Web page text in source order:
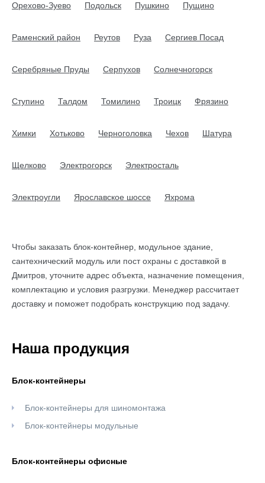
Орехово-Зуево Подольск Пушкино Пущино
Раменский район Реутов Руза Сергиев Посад
Серебряные Пруды Серпухов Солнечногорск
Ступино Талдом Томилино Троицк Фрязино
Химки Хотьково Черноголовка Чехов Шатура
Щелково Электрогорск Электросталь
Электроугли Ярославское шоссе Яхрома
Чтобы заказать блок-контейнер, модульное здание,
сантехнический модуль или пост охраны с доставкой в
Дмитров, уточните адрес объекта, назначение помещения,
комплектацию и условия разгрузки. Менеджер рассчитает
доставку и поможет подобрать конструкцию под задачу.
Наша продукция
Блок-контейнеры
Блок-контейнеры для шиномонтажа
Блок-контейнеры модульные
Блок-контейнеры офисные